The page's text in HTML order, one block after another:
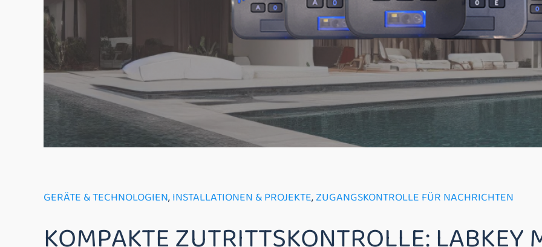
GERÄTE & TECHNOLOGIEN,INSTALLATIONEN & PROJEKTE,ZUGANGSKONTROLLE FÜR NACHRICHTEN